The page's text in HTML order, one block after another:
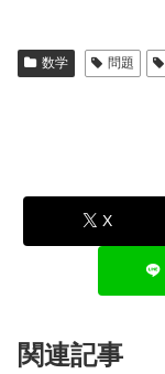
数学 問題
X
関連記事